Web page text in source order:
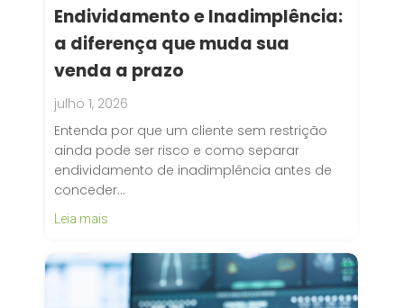
Endividamento e Inadimplência:
a diferença que muda sua
venda a prazo
julho 1, 2026
Entenda por que um cliente sem restrição
ainda pode ser risco e como separar
endividamento de inadimplência antes de
conceder…
Leia mais